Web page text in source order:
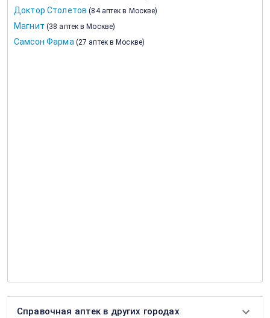
Доктор Столетов (84 аптек в Москве)
Магнит (38 аптек в Москве)
Самсон Фарма (27 аптек в Москве)
Справочная аптек в других городах